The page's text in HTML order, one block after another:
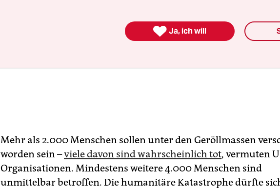
Mehr als 2.000 Menschen sollen unter den Geröllmassen
worden sein –viele davon sind wahrscheinlich tot, vermuten
Organisationen. Mindestens weitere 4.000 Menschen sind
unmittelbar betroffen. Die humanitäre Katastrophe dürfte
 Ja, ich will